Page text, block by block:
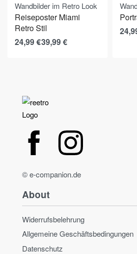
Wandbilder im Retro Look
Reiseposter Miami
Retro Stil
24,99€39,99€
© e-companion.de
About
Widerrufsbelehrung
Allgemeine Geschäftsbedingungen
Datenschutz